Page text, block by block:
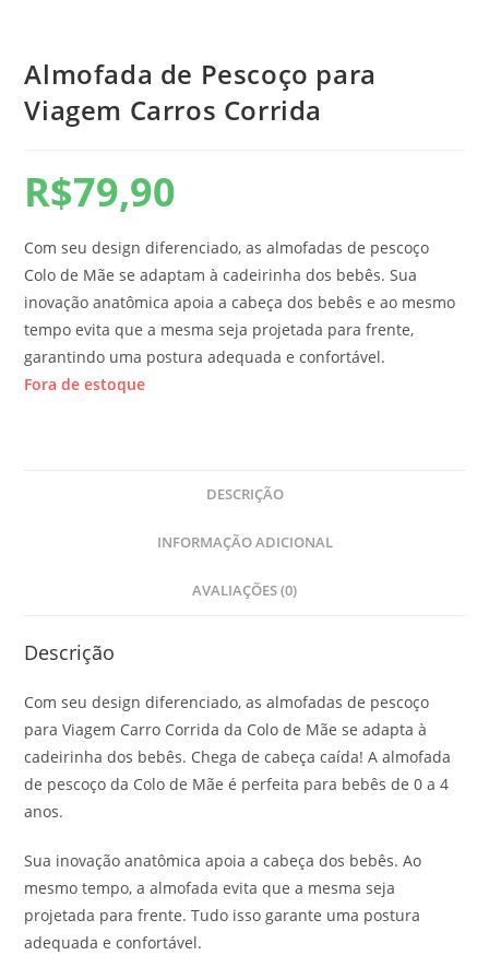
Almofada de Pescoço para
Viagem Carros Corrida
R$79,90
Com seu design diferenciado, as almofadas de pescoço
Colo de Mãe se adaptam à cadeirinha dos bebês. Sua
inovação anatômica apoia a cabeça dos bebês e ao mesmo
tempo evita que a mesma seja projetada para frente,
garantindo uma postura adequada e confortável.
Fora de estoque
DESCRIÇÃO
INFORMAÇÃO ADICIONAL
AVALIAÇÕES (0)
Descrição
Com seu design diferenciado, as almofadas de pescoço
para Viagem Carro Corrida da Colo de Mãe se adapta à
cadeirinha dos bebês. Chega de cabeça caída! A almofada
de pescoço da Colo de Mãe é perfeita para bebês de 0 a 4
anos.
Sua inovação anatômica apoia a cabeça dos bebês. Ao
mesmo tempo, a almofada evita que a mesma seja
projetada para frente. Tudo isso garante uma postura
adequada e confortável.